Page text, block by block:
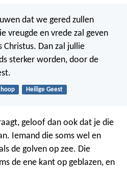
dat we gered zullen
vreugde en vrede zal geven
Dan zal jullie
sterker worden, door de
hoop Heilige Geest
geloof dan ook dat je die
Iemand die soms wel en
de golven op zee. Die
de ene kant op geblazen, en